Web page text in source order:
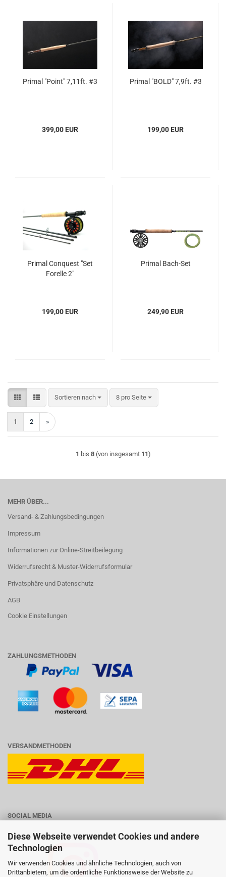
Diese Webseite verwendet Cookies und andere
Technologien
Wir verwenden Cookies und ähnliche Technologien, auch von
Drittanbietern, um die ordentliche Funktionsweise der Website zu
Primal "Point" 7,11ft. #3
399,00 EUR
Primal "BOLD" 7,9ft. #3
199,00 EUR
Primal Conquest "Set
Forelle 2"
199,00 EUR
Primal Bach-Set
249,90 EUR
Sortieren nach
Sortieren nach 8 pro Seite
pro Seite
1 2 »
1 bis 8(von insgesamt 11)
MEHR ÜBER...
Versand- & Zahlungsbedingungen
Impressum
Informationen zur Online-Streitbeilegung
Widerrufsrecht & Muster-Widerrufsformular
Privatsphäre und Datenschutz
AGB
Cookie Einstellungen
ZAHLUNGSMETHODEN
VERSANDMETHODEN
SOCIAL MEDIA